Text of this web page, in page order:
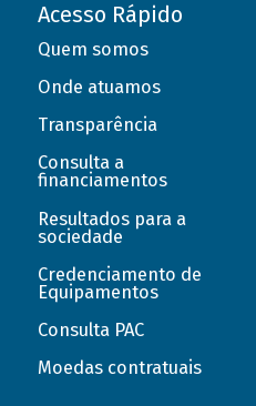
Acesso Rápido
Quem somos
Onde atuamos
Transparência
Consulta a
financiamentos
Resultados para a
sociedade
Credenciamento de
Equipamentos
Consulta PAC
Moedas contratuais